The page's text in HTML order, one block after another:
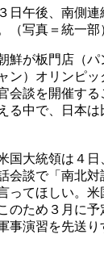
日午後、南側
（写真＝統一部
鮮が板門店（
ン）オリンピ
会談を開催す
る中で、日本
国大統領は４
会談で「南北
ってほしい。
のため３月に
事演習を先送